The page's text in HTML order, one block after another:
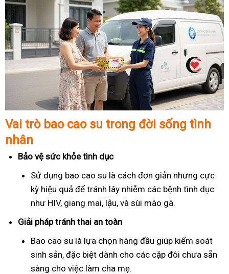
Vai trò bao cao su trong đời sống tình
nhân
Bảo vệ sức khỏe tình dục
Sử dụng bao cao su là cách đơn giản nhưng cực
kỳ hiệu quả để tránh lây nhiễm các bệnh tình dục
như HIV, giang mai, lậu, và sùi mào gà.
Giải pháp tránh thai an toàn
Bao cao su là lựa chọn hàng đầu giúp kiểm soát
sinh sản, đặc biệt dành cho các cặp đôi chưa sẵn
sàng cho việc làm cha mẹ.